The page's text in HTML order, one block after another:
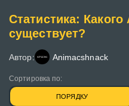
Статистика:
существует?
Автор: Animacshnack
Сортировка по:
ПОРЯДКУ